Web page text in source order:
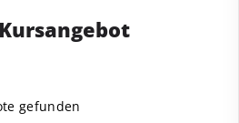
gefunden